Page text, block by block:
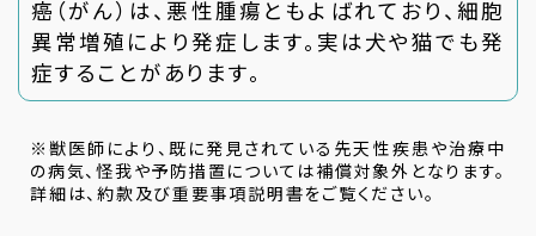
癌（がん）は、悪性腫瘍ともよばれており、細胞
異常増殖により発症します。実は犬や猫でも発
症することがあります。
※獣医師により、既に発見されている先天性疾患や治療中
の病気、怪我や予防措置については補償対象外となります。
詳細は、約款及び重要事項説明書をご覧ください。